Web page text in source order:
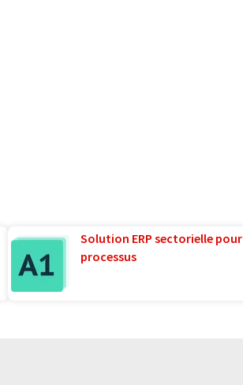
Solution ERP sectorielle
processus